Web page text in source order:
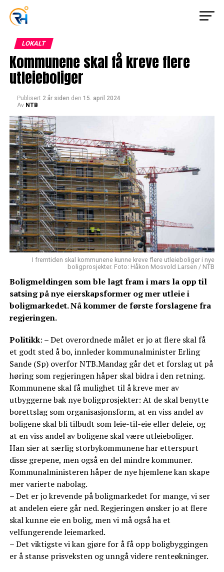
LOKALT
Kommunene skal få kreve flere
utleieboliger
Publisert 2 år siden den 15. april 2024
Av NTB
I fremtiden skal kommunene kunne kreve flere utleieboliger i nye
boligprosjekter. Foto: Håkon Mosvold Larsen / NTB
Boligmeldingen som ble lagt fram i mars la opp til
satsing på nye eierskapsformer og mer utleie i
boligmarkedet. Nå kommer de første forslagene fra
regjeringen.
Politikk: – Det overordnede målet er jo at flere skal få
et godt sted å bo, innleder kommunalminister Erling
Sande (Sp) overfor NTB.Mandag går det et forslag ut på
høring som regjeringen håper skal bidra i den retning.
Kommunene skal få mulighet til å kreve mer av
utbyggerne bak nye boligprosjekter: At de skal benytte
borettslag som organisasjonsform, at en viss andel av
boligene skal bli tilbudt som leie-til-eie eller deleie, og
at en viss andel av boligene skal være utleieboliger.
Han sier at særlig storbykommunene har etterspurt
disse grepene, men også en del mindre kommuner.
Kommunalministeren håper de nye hjemlene kan skape
mer varierte nabolag.
– Det er jo krevende på boligmarkedet for mange, vi ser
at andelen eiere går ned. Regjeringen ønsker jo at flere
skal kunne eie en bolig, men vi må også ha et
velfungerende leiemarked.
– Det viktigste vi kan gjøre for å få opp boligbyggingen
er å stanse prisveksten og unngå videre renteøkninger.